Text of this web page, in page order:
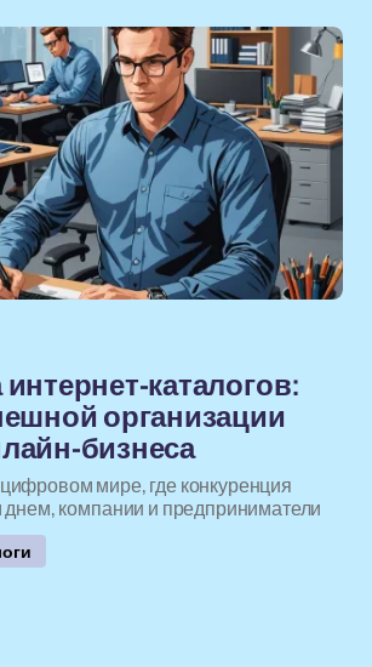
интернет-каталогов:
организации
бизнеса
мире, где конкуренция
днем, компании и предприниматели